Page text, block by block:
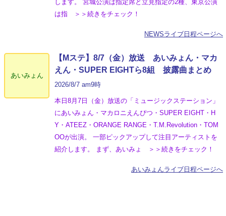
します。 宮城公演は指定席と立見指定の2種、東京公演
は指 ＞＞続きをチェック！
NEWSライブ日程ページへ
あいみょん
【Mステ】8/7（金）放送 あいみょん・マカ
えん・SUPER EIGHTら8組 披露曲まとめ
2026/8/7 am9時
本日8月7日（金）放送の「ミュージックステーション」
にあいみょん・マカロニえんぴつ・SUPER EIGHT・H
Y・ATEEZ・ORANGE RANGE・T.M.Revolution・TOM
OOが出演。 一部ピックアップして注目アーティストを
紹介します。 まず、あいみょ ＞＞続きをチェック！
あいみょんライブ日程ページへ